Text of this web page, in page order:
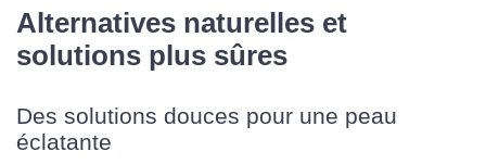
Alternatives naturelles et
solutions plus sûres
Des solutions douces pour une peau
éclatante